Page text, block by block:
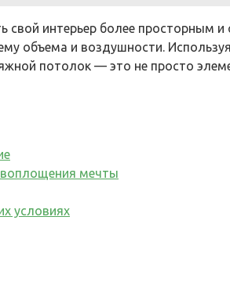
интерьер более просторным
объема и воздушности.
потолок — это не просто
воплощения мечты
условиях